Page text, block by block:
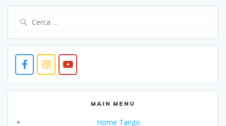
MAIN MENU
Home Tango